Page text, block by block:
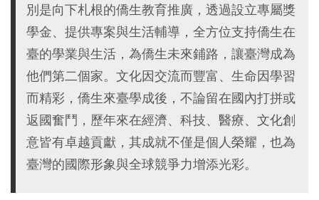
別是向下札根的僑生教育推廣，透過設立專屬獎
學金、提供專案與生活輔導，全方位支持僑生在
臺的學業與生活，為僑生未來鋪路，讓臺灣成為
他們第二個家。文化因交流而豐富、生命因學習
而精彩，僑生來臺學成後，不論留在國內打拼或
返國奮鬥，歷年來在經濟、科技、醫療、文化創
意皆有卓越貢獻，其成就不僅是個人榮耀，也為
臺灣的國際形象與全球競爭力增添光彩。